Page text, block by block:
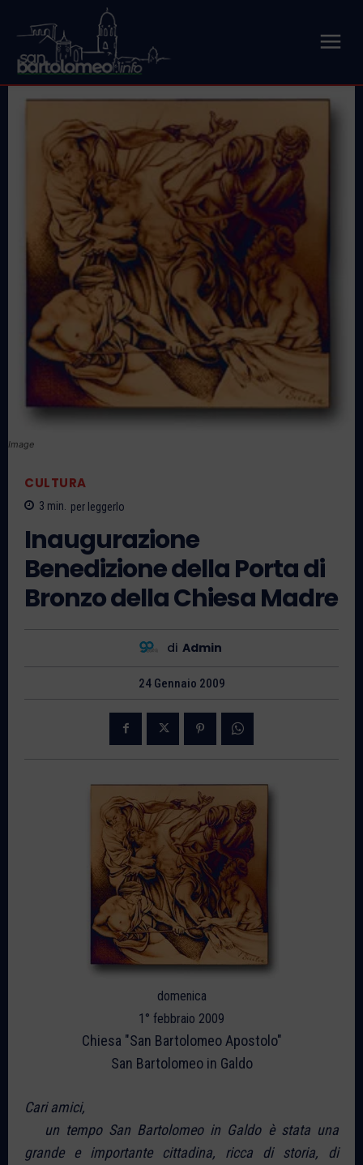
Image
CULTURA
3 min. per leggerlo
Inaugurazione
Benedizione della Porta di
Bronzo della Chiesa Madre
di Admin
24 Gennaio 2009
domenica
1° febbraio 2009
Chiesa "San Bartolomeo Apostolo"
San Bartolomeo in Galdo
Cari amici,
un tempo San Bartolomeo in Galdo è stata una
grande e importante cittadina, ricca di storia, di